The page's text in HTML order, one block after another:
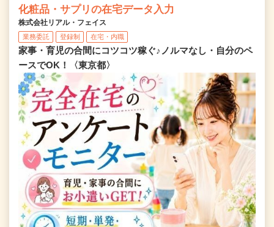
化粧品・サプリの在宅データ入力
株式会社リアル・フェイス
業務委託 登録制 在宅・内職
家事・育児の合間にコツコツ稼ぐ♪ノルマなし・自分のペ
ースでOK！〈東京都〉